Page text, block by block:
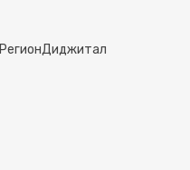
РегионДиджитал